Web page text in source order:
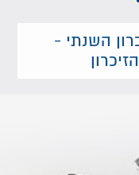
השנתי -